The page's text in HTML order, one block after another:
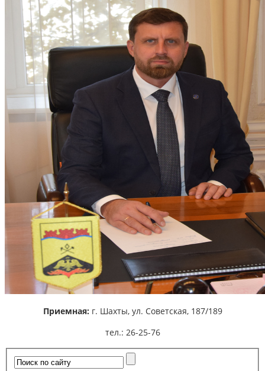
Приемная: г. Шахты, ул. Советская, 187/189
тел.: 26-25-76